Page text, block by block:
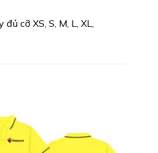
cỡ XS, S, M, L, XL,